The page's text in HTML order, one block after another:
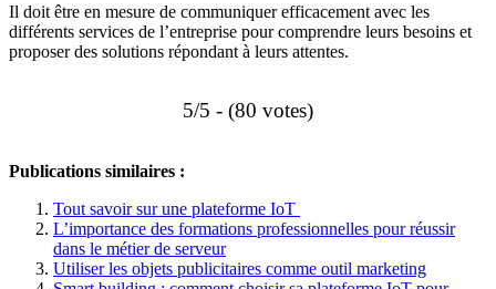
Il doit être en mesure de communiquer efficacement avec les
différents services de l’entreprise pour comprendre leurs besoins et
proposer des solutions répondant à leurs attentes.
5/5 - (80 votes)
Publications similaires :
Tout savoir sur une plateforme IoT
L’importance des formations professionnelles pour réussir
dans le métier de serveur
Utiliser les objets publicitaires comme outil marketing